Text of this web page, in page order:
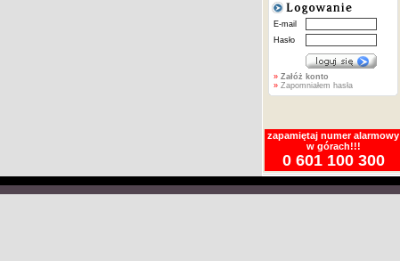
E-mail
Hasło
» Załóż konto
» Zapomniałem hasła
zapamiętaj numer alarmowy
w górach!!!
0 601 100 300